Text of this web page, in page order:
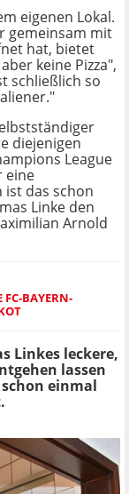
eigenen Lokal.
gemeinsam mit
hat, bietet
keine Pizza",
schließlich so
diejenigen
League
eine
ist das schon
Linke den
Arnold
FC-BAYERN-
Linkes leckere,
lassen
einmal